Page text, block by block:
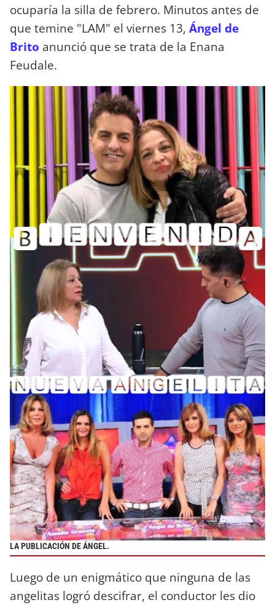
ocuparía la silla de febrero. Minutos antes de
que temine "LAM" el viernes 13, Ángel de
Brito anunció que se trata de la Enana
Feudale.
LA PUBLICACIÓN DE ÁNGEL.
Luego de un enigmático que ninguna de las
angelitas logró descifrar, el conductor les dio